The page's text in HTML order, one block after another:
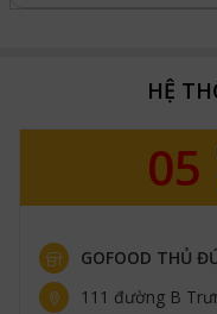
HỆ
05
GOFOOD THỦ
111 đường B